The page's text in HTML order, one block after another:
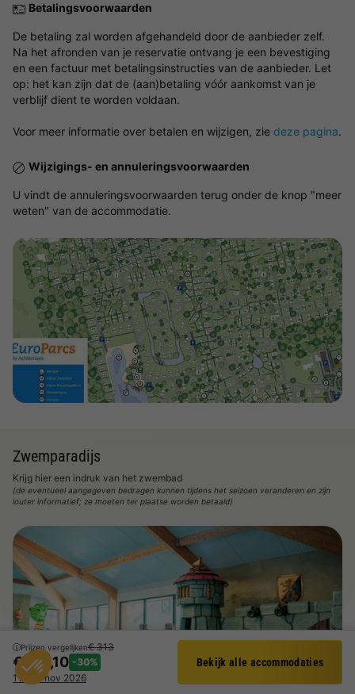
Filter
Prijzen vergelijken€ 313
-30%
€ 219,10
11 - 12 nov 2026
Bekijk alle accommodaties
Betalingsvoorwaarden
De betaling zal worden afgehandeld door de aanbieder zelf.
Na het afronden van je reservatie ontvang je een bevestiging
en een factuur met betalingsinstructies van de aanbieder. Let
op: het kan zijn dat de (aan)betaling vóór aankomst van je
verblijf dient te worden voldaan.
Voor meer informatie over betalen en wijzigen, zie deze pagina.
Wijzigings- en annuleringsvoorwaarden
U vindt de annuleringsvoorwaarden terug onder de knop "meer
weten" van de accommodatie.
Bekijk de kaart
Zwemparadijs
Krijg hier een indruk van het zwembad
(de eventueel aangegeven bedragen kunnen tijdens het seizoen veranderen en zijn
louter informatief; ze moeten ter plaatse worden betaald)